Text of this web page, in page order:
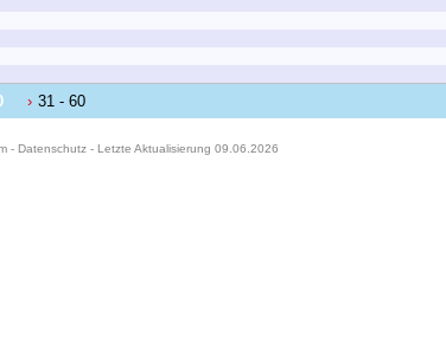
31 - 60
- Datenschutz- Letzte Aktualisierung 09.06.2026